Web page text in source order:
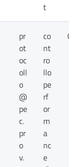
t
pr
ot
oc
oll
o
@
pe
c.
pr
o
v.
co
nt
ro
llo
pe
rf
or
m
a
nc
e